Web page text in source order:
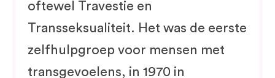
oftewel Travestie en
Transseksualiteit. Het was de eerste
zelfhulpgroep voor mensen met
transgevoelens, in 1970 in